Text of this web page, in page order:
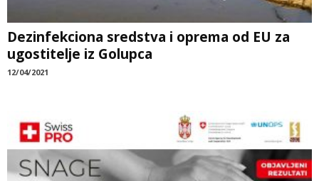
Dezinfekciona sredstva i oprema od EU za
ugostitelje iz Golupca
12/04/2021